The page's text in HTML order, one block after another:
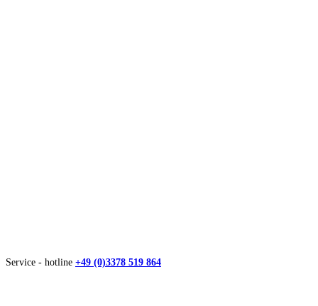
Service - hotline +49 (0)3378 519 864